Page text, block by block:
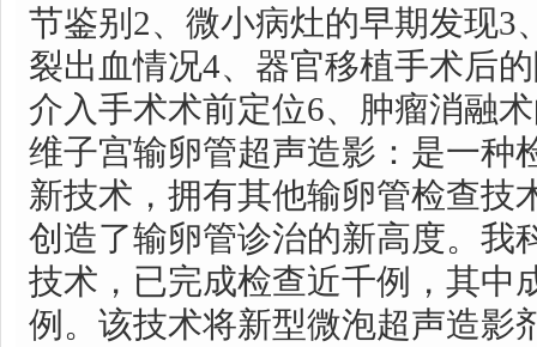
节鉴别2、微小病灶的早期发现3
裂出血情况4、器官移植手术后
介入手术术前定位6、肿瘤消融
维子宫输卵管超声造影：是一种
新技术，拥有其他输卵管检查技
创造了输卵管诊治的新高度。我
技术，已完成检查近千例，其中
例。该技术将新型微泡超声造影